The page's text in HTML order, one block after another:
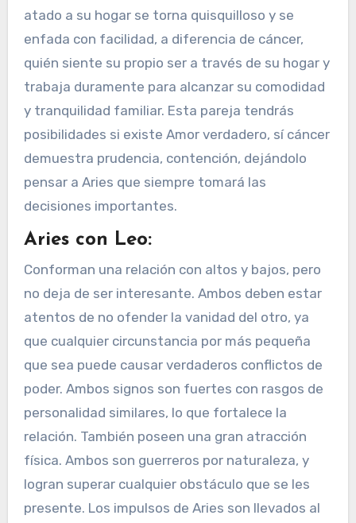
atado a su hogar se torna quisquilloso y se
enfada con facilidad, a diferencia de cáncer,
quién siente su propio ser a través de su hogar y
trabaja duramente para alcanzar su comodidad
y tranquilidad familiar. Esta pareja tendrás
posibilidades si existe Amor verdadero, sí cáncer
demuestra prudencia, contención, dejándolo
pensar a Aries que siempre tomará las
decisiones importantes.
Aries con Leo:
Conforman una relación con altos y bajos, pero
no deja de ser interesante. Ambos deben estar
atentos de no ofender la vanidad del otro, ya
que cualquier circunstancia por más pequeña
que sea puede causar verdaderos conflictos de
poder. Ambos signos son fuertes con rasgos de
personalidad similares, lo que fortalece la
relación. También poseen una gran atracción
física. Ambos son guerreros por naturaleza, y
logran superar cualquier obstáculo que se les
presente. Los impulsos de Aries son llevados al